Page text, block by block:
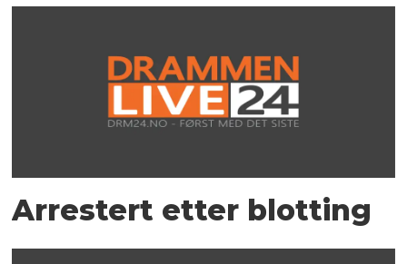
Arrestert etter blotting